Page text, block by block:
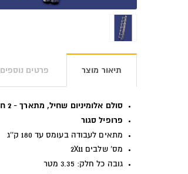
תיאור מוצר פרטים נוספים
סולם אלומיניום שחיל, מתארך - 2 חלקים
פרופיל סגור
מתאים לעבודה בעומס עד 180 ק''ג
מס' שלבים 2X11
גובה כל חלק: 3.35 מטר